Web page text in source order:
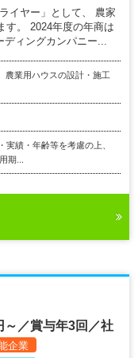
イヤー」として、 農家
す。 2024年度の年商は
ディングカンパニー...
農業用ハウスの設計・施工
績・年齢等を考慮の上、
期...
／賞与年3回／社
企業